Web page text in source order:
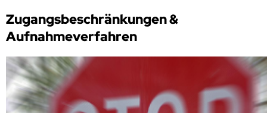
Zugangsbeschränkungen &
Aufnahmeverfahren